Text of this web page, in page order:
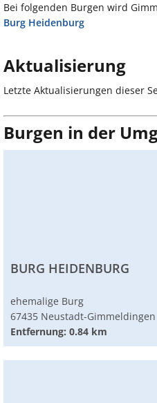
Bei folgenden Burgen wird
Burg Heidenburg
Aktualisierung
Letzte Aktualisierungen dieser
Burgen in der
BURG HEIDENBURG
ehemalige Burg
67435 Neustadt-Gimmeldingen
Entfernung: 0.84 km